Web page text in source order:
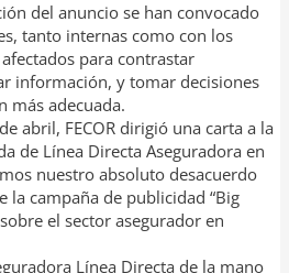
del anuncio se han convocado
tanto internas como con los
para contrastar
información, y tomar decisiones
más adecuada.
abril, FECOR dirigió una carta a la
de Línea Directa Aseguradora en
nuestro absoluto desacuerdo
la campaña de publicidad “Big
el sector asegurador en
Línea Directa de la mano